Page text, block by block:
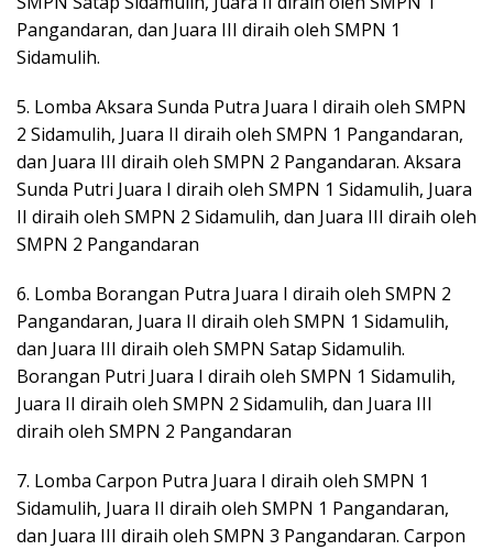
Pangandaran, dan Juara III diraih oleh SMPN 1
Sidamulih.
5. Lomba Aksara Sunda Putra Juara I diraih oleh SMPN
2 Sidamulih, Juara II diraih oleh SMPN 1 Pangandaran,
dan Juara III diraih oleh SMPN 2 Pangandaran. Aksara
Sunda Putri Juara I diraih oleh SMPN 1 Sidamulih, Juara
II diraih oleh SMPN 2 Sidamulih, dan Juara III diraih oleh
SMPN 2 Pangandaran
6. Lomba Borangan Putra Juara I diraih oleh SMPN 2
Pangandaran, Juara II diraih oleh SMPN 1 Sidamulih,
dan Juara III diraih oleh SMPN Satap Sidamulih.
Borangan Putri Juara I diraih oleh SMPN 1 Sidamulih,
Juara II diraih oleh SMPN 2 Sidamulih, dan Juara III
diraih oleh SMPN 2 Pangandaran
7. Lomba Carpon Putra Juara I diraih oleh SMPN 1
Sidamulih, Juara II diraih oleh SMPN 1 Pangandaran,
dan Juara III diraih oleh SMPN 3 Pangandaran. Carpon